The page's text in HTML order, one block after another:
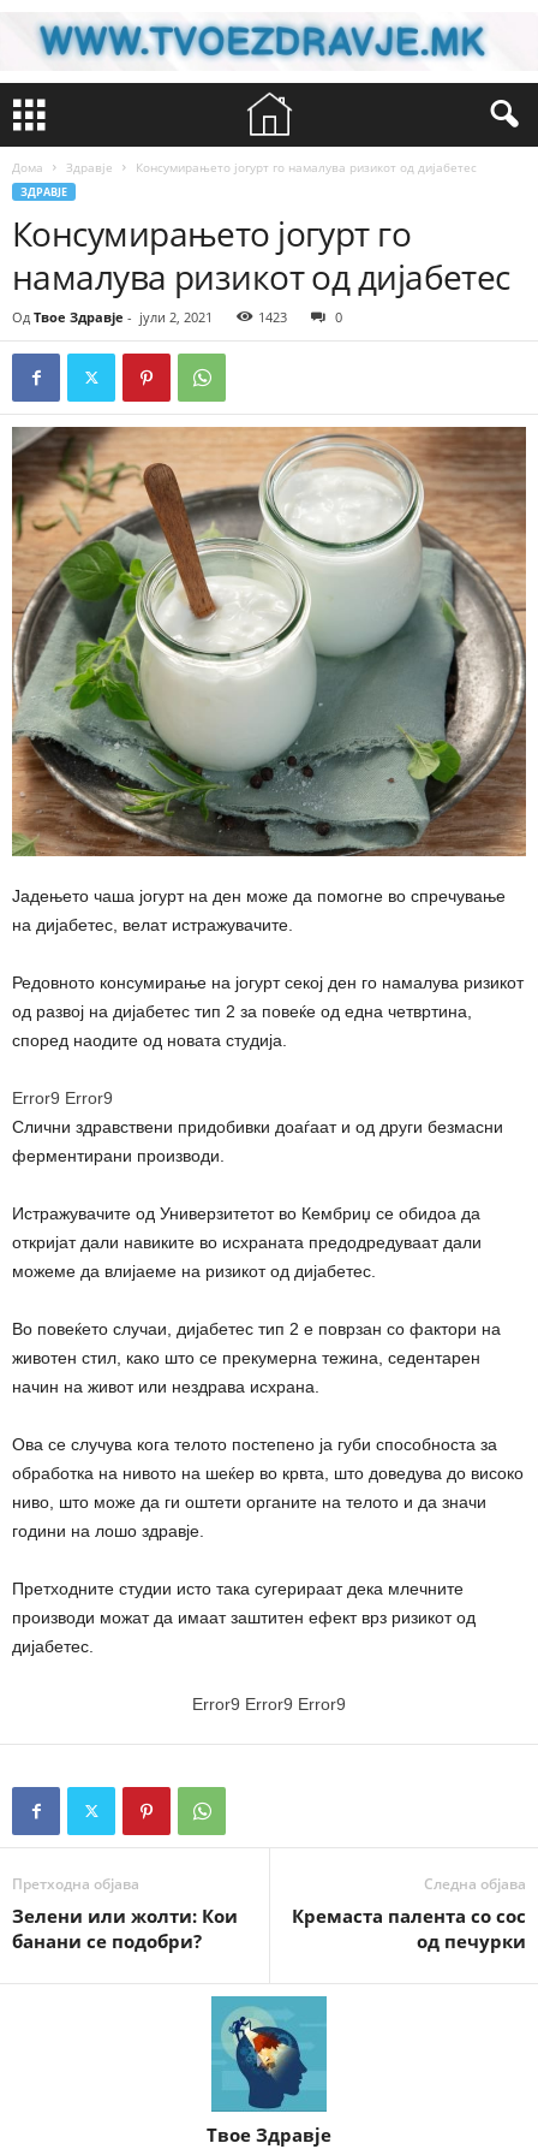
Дома Здравје Консумирањето јогурт го намалува ризикот од дијабетес
ЗДРАВЈЕ
Консумирањето јогурт го
намалува ризикот од дијабетес
Од Твое Здравје - јули 2, 2021 1423 0
Јадењето чаша јогурт на ден може да помогне во спречување
на дијабетес, велат истражувачите.
Редовното консумирање на јогурт секој ден го намалува ризикот
од развој на дијабетес тип 2 за повеќе од една четвртина,
според наодите од новата студија.
Error9 Error9
Слични здравствени придобивки доаѓаат и од други безмасни
ферментирани производи.
Истражувачите од Универзитетот во Кембриџ се обидоа да
откријат дали навиките во исхраната предодредуваат дали
можеме да влијаеме на ризикот од дијабетес.
Во повеќето случаи, дијабетес тип 2 е поврзан со фактори на
животен стил, како што се прекумерна тежина, седентарен
начин на живот или нездрава исхрана.
Ова се случува кога телото постепено ја губи способноста за
обработка на нивото на шеќер во крвта, што доведува до високо
ниво, што може да ги оштети органите на телото и да значи
години на лошо здравје.
Претходните студии исто така сугерираат дека млечните
производи можат да имаат заштитен ефект врз ризикот од
дијабетес.
Error9 Error9 Error9
Претходна објава
Зелени или жолти: Кои
банани се подобри?
Следна објава
Кремаста палента со сос
од печурки
Твое Здравје